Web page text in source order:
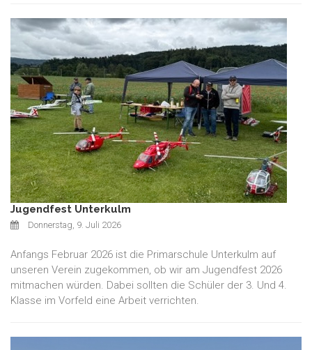
Jugendfest Unterkulm
Donnerstag, 9. Juli 2026
Anfangs Februar 2026 ist die Primarschule Unterkulm auf
unseren Verein zugekommen, ob wir am Jugendfest 2026
mitmachen würden. Dabei sollten die Schüler der 3. Und 4.
Klasse im Vorfeld eine Arbeit verrichten.